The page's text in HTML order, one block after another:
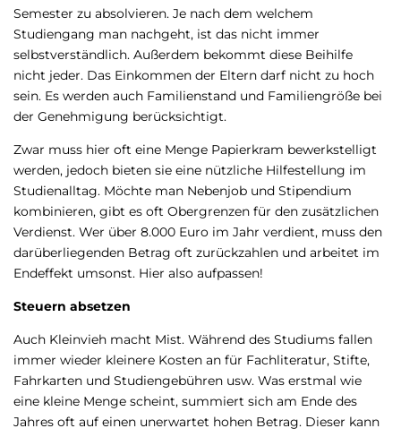
Semester zu absolvieren. Je nach dem welchem
Studiengang man nachgeht, ist das nicht immer
selbstverständlich. Außerdem bekommt diese Beihilfe
nicht jeder. Das Einkommen der Eltern darf nicht zu hoch
sein. Es werden auch Familienstand und Familiengröße bei
der Genehmigung berücksichtigt.
Zwar muss hier oft eine Menge Papierkram bewerkstelligt
werden, jedoch bieten sie eine nützliche Hilfestellung im
Studienalltag. Möchte man Nebenjob und Stipendium
kombinieren, gibt es oft Obergrenzen für den zusätzlichen
Verdienst. Wer über 8.000 Euro im Jahr verdient, muss den
darüberliegenden Betrag oft zurückzahlen und arbeitet im
Endeffekt umsonst. Hier also aufpassen!
Steuern absetzen
Auch Kleinvieh macht Mist. Während des Studiums fallen
immer wieder kleinere Kosten an für Fachliteratur, Stifte,
Fahrkarten und Studiengebühren usw. Was erstmal wie
eine kleine Menge scheint, summiert sich am Ende des
Jahres oft auf einen unerwartet hohen Betrag. Dieser kann